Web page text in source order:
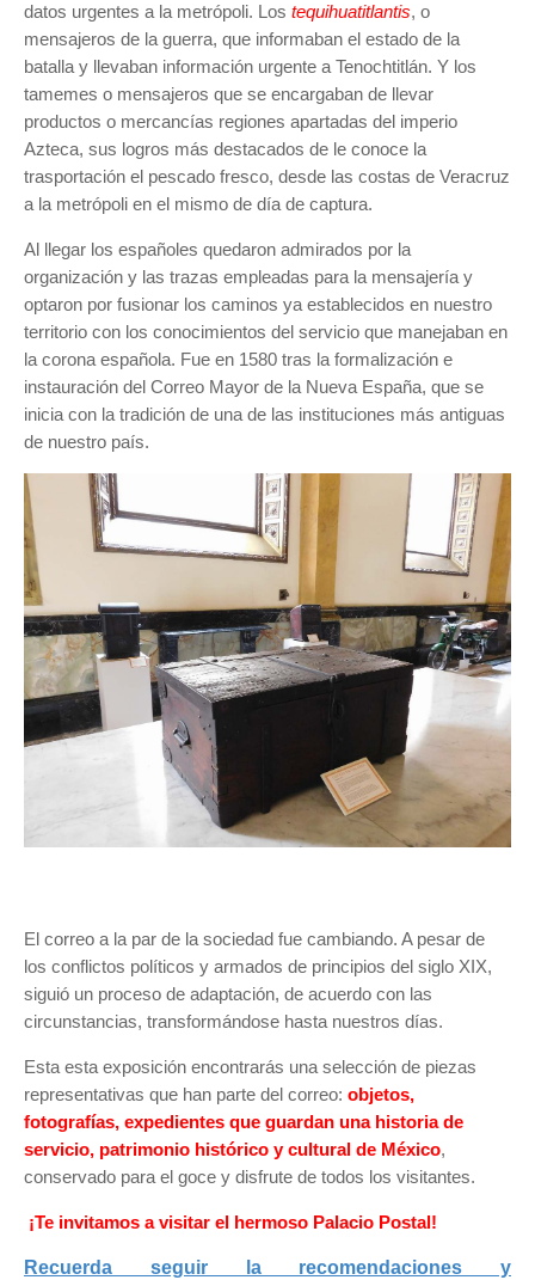
datos urgentes a la metrópoli. Los tequihuatitlantis, o
mensajeros de la guerra, que informaban el estado de la
batalla y llevaban información urgente a Tenochtitlán. Y los
tamemes o mensajeros que se encargaban de llevar
productos o mercancías regiones apartadas del imperio
Azteca, sus logros más destacados de le conoce la
trasportación el pescado fresco, desde las costas de Veracruz
a la metrópoli en el mismo de día de captura.
Al llegar los españoles quedaron admirados por la
organización y las trazas empleadas para la mensajería y
optaron por fusionar los caminos ya establecidos en nuestro
territorio con los conocimientos del servicio que manejaban en
la corona española. Fue en 1580 tras la formalización e
instauración del Correo Mayor de la Nueva España, que se
inicia con la tradición de una de las instituciones más antiguas
de nuestro país.
El correo a la par de la sociedad fue cambiando. A pesar de
los conflictos políticos y armados de principios del siglo XIX,
siguió un proceso de adaptación, de acuerdo con las
circunstancias, transformándose hasta nuestros días.
Esta esta exposición encontrarás una selección de piezas
representativas que han parte del correo: objetos,
fotografías, expedientes que guardan una historia de
servicio, patrimonio histórico y cultural de México,
conservado para el goce y disfrute de todos los visitantes.
¡Te invitamos a visitar el hermoso Palacio Postal!
Recuerda seguir la recomendaciones y